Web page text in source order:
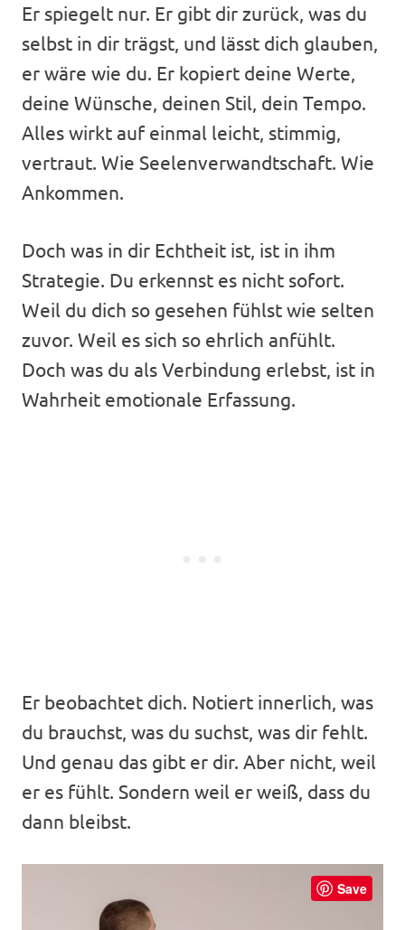
Er spiegelt nur. Er gibt dir zurück, was du
selbst in dir trägst, und lässt dich glauben,
er wäre wie du. Er kopiert deine Werte,
deine Wünsche, deinen Stil, dein Tempo.
Alles wirkt auf einmal leicht, stimmig,
vertraut. Wie Seelenverwandtschaft. Wie
Ankommen.
Doch was in dir Echtheit ist, ist in ihm
Strategie. Du erkennst es nicht sofort.
Weil du dich so gesehen fühlst wie selten
zuvor. Weil es sich so ehrlich anfühlt.
Doch was du als Verbindung erlebst, ist in
Wahrheit emotionale Erfassung.
Er beobachtet dich. Notiert innerlich, was
du brauchst, was du suchst, was dir fehlt.
Und genau das gibt er dir. Aber nicht, weil
er es fühlt. Sondern weil er weiß, dass du
dann bleibst.
Save